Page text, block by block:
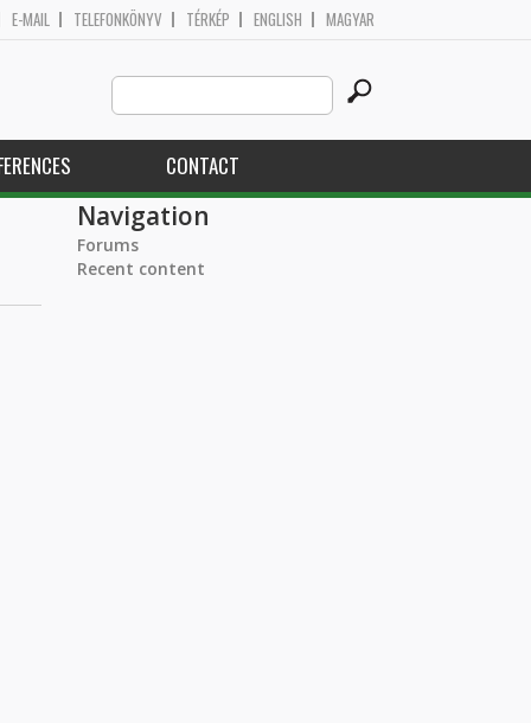
E-MAIL TELEFONKÖNYV TÉRKÉP ENGLISH MAGYAR
Search
this
site
CONTACT
Navigation
Forums
Recent content